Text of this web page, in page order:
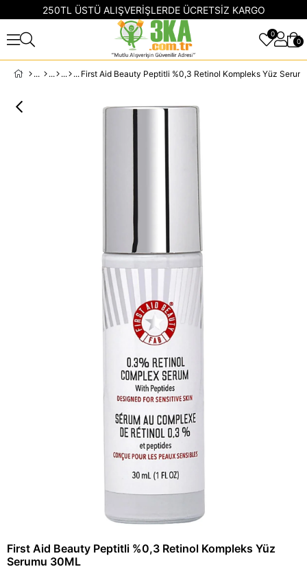
250TL ÜSTÜ ALIŞVERİŞLERDE ÜCRETSİZ KARGO
0
0
First Aid Beauty Peptitli %0,3 Retinol Kompleks Yüz
Serumu 30ML